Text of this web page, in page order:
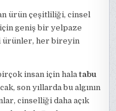
ürün çeşitliliği, cinsel
geniş bir yelpaze
ürünler, her bireyin
insan için halatabu
son yıllarda bu algının
cinselliği daha açık